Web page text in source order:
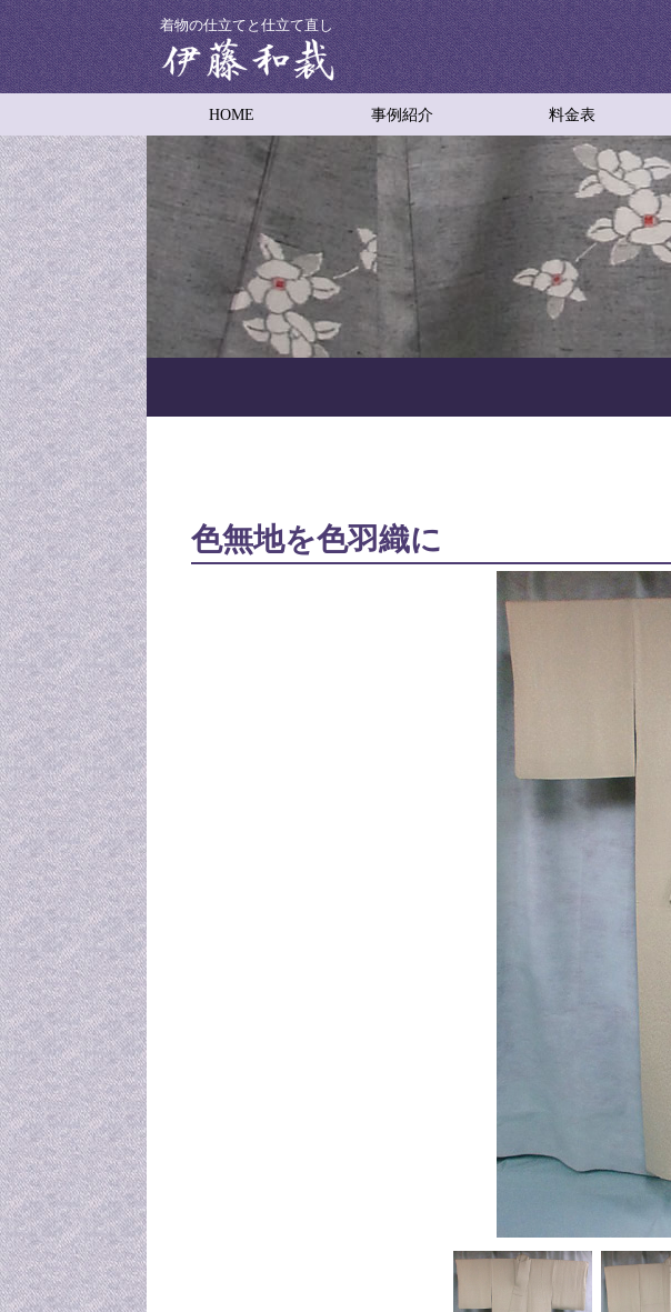
着物の仕立てと仕立て直し
HOME 事例紹介
着物の仕立て
着物の仕立て直し
男物着物の仕立て
子供用着物の仕立て
着物コートの仕立て
羽織り
舞台衣装
振袖の裾引き
料金表
色無地を色羽織に